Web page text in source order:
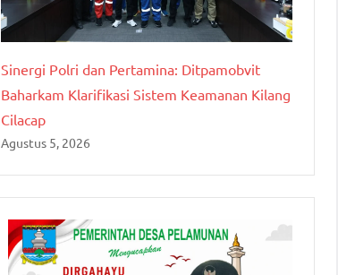
Sinergi Polri dan Pertamina: Ditpamobvit
Baharkam Klarifikasi Sistem Keamanan Kilang
Cilacap
Agustus 5, 2026